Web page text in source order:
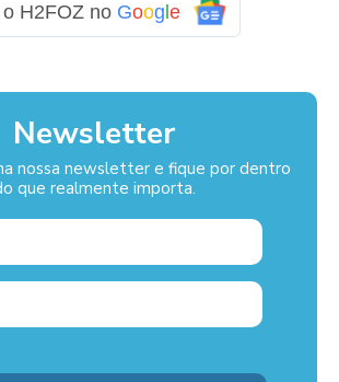
H2FOZ no Goog e
Newsletter
nossa newsletter e fique por dentro
que realmente importa.